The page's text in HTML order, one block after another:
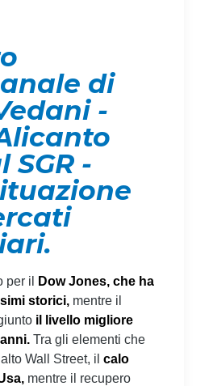
di
-
SGR -
per il Dow Jones, che ha
storici, mentre il
il livello migliore
Tra gli elementi che
Wall Street, il calo
mentre il recupero